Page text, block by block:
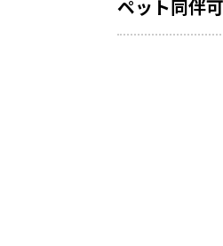
ペット同伴